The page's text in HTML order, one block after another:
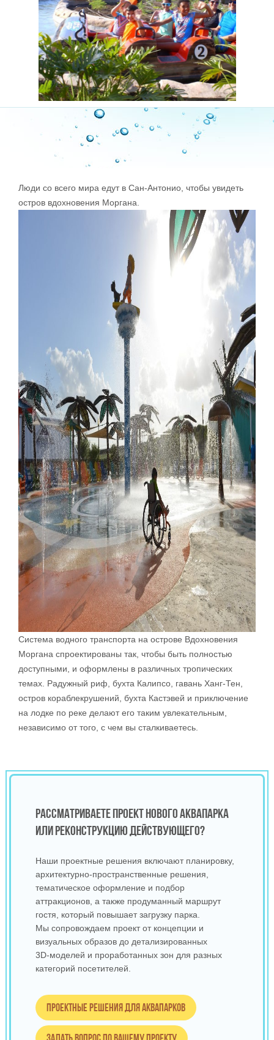
Люди со всего мира едут в Сан-Антонио, чтобы увидеть
остров вдохновения Моргана.
Система водного транспорта на острове Вдохновения
Моргана спроектированы так, чтобы быть полностью
доступными, и оформлены в различных тропических
темах. Радужный риф, бухта Калипсо, гавань Ханг-Тен,
остров кораблекрушений, бухта Кастэвей и приключение
на лодке по реке делают его таким увлекательным,
независимо от того, с чем вы сталкиваетесь.
РАССМАТРИВАЕТЕ ПРОЕКТ НОВОГО АКВАПАРКА
ИЛИ РЕКОНСТРУКЦИЮ ДЕЙСТВУЮЩЕГО?
Наши проектные решения включают планировку,
архитектурно‑пространственные решения,
тематическое оформление и подбор
аттракционов, а также продуманный маршрут
гостя, который повышает загрузку парка.
Мы сопровождаем проект от концепции и
визуальных образов до детализированных
3D‑моделей и проработанных зон для разных
категорий посетителей.
Проектные решения для аквапарков